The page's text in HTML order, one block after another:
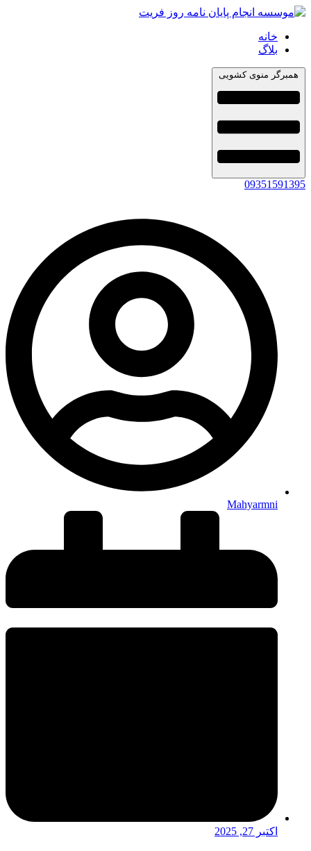
خانه
بلاگ
همبرگر منوی کشویی
09351591395
Mahyarmni
اکتبر 27, 2025